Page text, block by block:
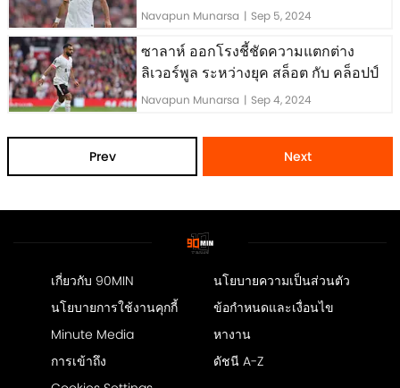
Navapun Munarsa | Sep 5, 2024
ซาลาห์ ออกโรงชี้ชัดความแตกต่าง
ลิเวอร์พูล ระหว่างยุค สล็อต กับ คล็อปป์
Navapun Munarsa | Sep 4, 2024
Prev Next
เกี่ยวกับ 90MIN
นโยบายความเป็นส่วนตัว
นโยบายการใช้งานคุกกี้
ข้อกำหนดและเงื่อนไข
Minute Media
หางาน
การเข้าถึง
ดัชนี A-Z